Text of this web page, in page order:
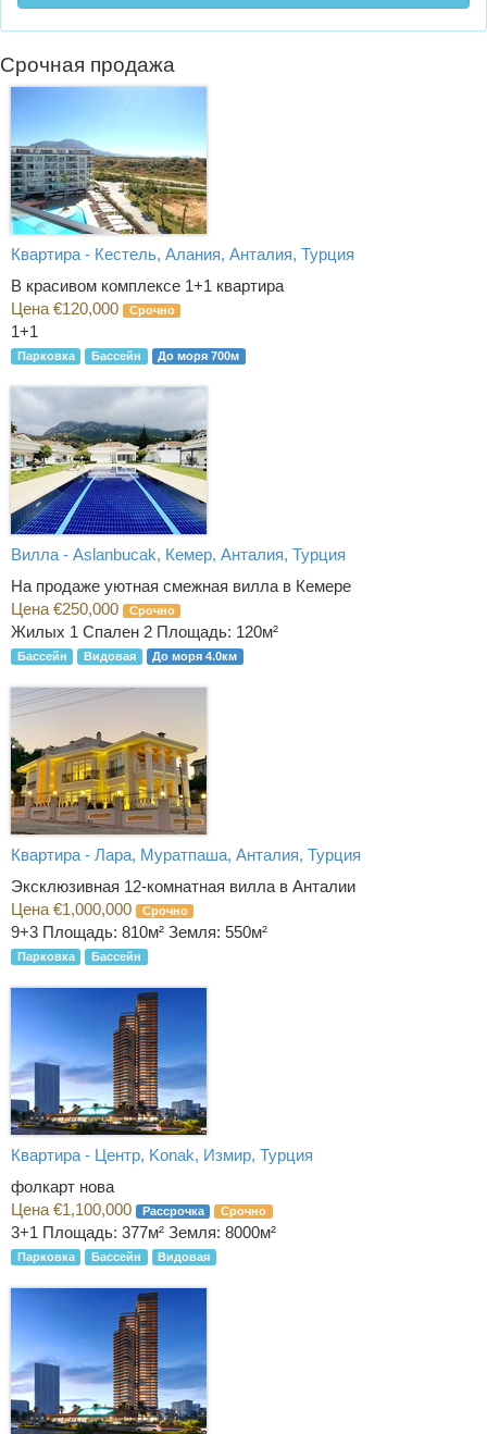
Срочная продажа
Квартира - Кестель, Алания, Анталия, Турция
В красивом комплексе 1+1 квартира
Цена €120,000
Срочно
1+1
Парковка Бассейн До моря 700м
Вилла - Aslanbucak, Кемер, Анталия, Турция
На продаже уютная смежная вилла в Кемере
Цена €250,000
Срочно
Жилых 1 Спален 2 Площадь: 120м²
Бассейн Видовая До моря 4.0км
Квартира - Лара, Муратпаша, Анталия, Турция
Эксклюзивная 12-комнатная вилла в Анталии
Цена €1,000,000
Срочно
9+3 Площадь: 810м² Земля: 550м²
Парковка Бассейн
Квартира - Центр, Konak, Измир, Турция
фолкарт нова
Цена €1,100,000
Рассрочка Срочно
3+1 Площадь: 377м² Земля: 8000м²
Парковка Бассейн Видовая